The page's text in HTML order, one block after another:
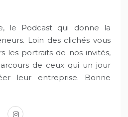
le Podcast qui donne la
Loin des clichés vous
les portraits de nos invités,
de ceux qui un jour
leur entreprise. Bonne
instagram